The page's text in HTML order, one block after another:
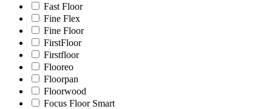
Fast Floor
Fine Flex
Fine Floor
FirstFloor
Firstfloor
Flooreo
Floorpan
Floorwood
Focus Floor Smart